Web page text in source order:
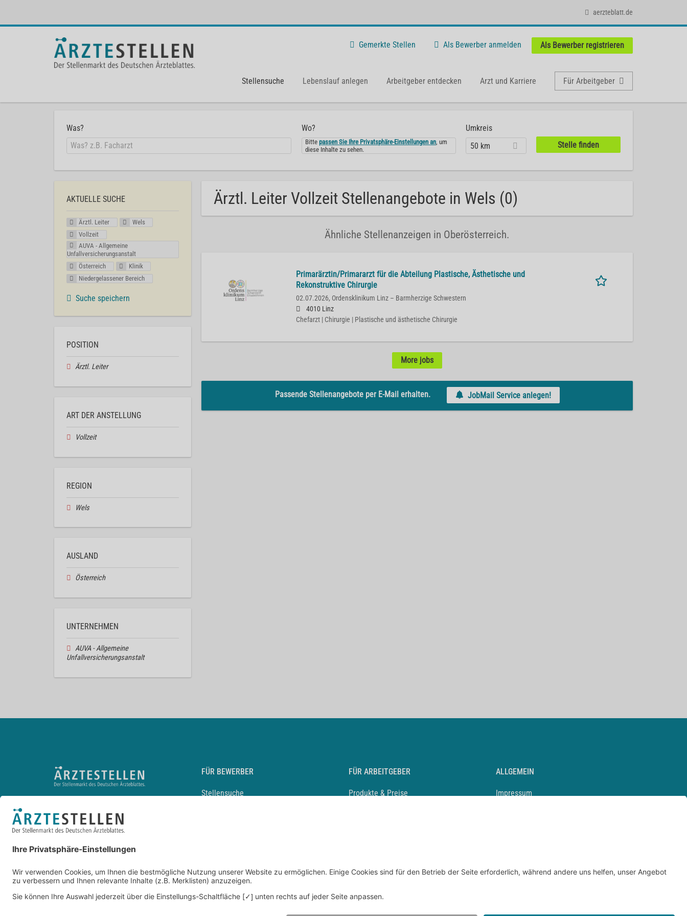
aerzteblatt.de
Gemerkte Stellen Als Bewerber anmelden Als Bewerber registrieren
Stellensuche Lebenslauf anlegen Arbeitgeber entdecken Arzt und Karriere Für Arbeitgeber
Was? Wo?
Bittepassen Sie Ihre Privatsphäre-Einstellungen an, um
diese Inhalte zu sehen.
Umkreis
50 km
Ärztl. Leiter Vollzeit Stellenangebote in Wels (0)
Ähnliche Stellenanzeigen in Oberösterreich.
Primarärztin/Primararzt für die Abteilung Plastische, Ästhetische und
Rekonstruktive Chirurgie
02.07.2026, Ordensklinikum Linz – Barmherzige Schwestern
4010 Linz
Chefarzt | Chirurgie | Plastische und ästhetische Chirurgie
More jobs
Passende Stellenangebote per E-Mail erhalten. JobMail Service anlegen!
AKTUELLE SUCHE
Ärztl. Leiter
Wels
Vollzeit
AUVA - Allgemeine
Unfallversicherungsanstalt
Österreich
Klinik
Niedergelassener Bereich
Suche speichern
POSITION
Ärztl. Leiter
ART DER ANSTELLUNG
Vollzeit
REGION
Wels
AUSLAND
Österreich
UNTERNEHMEN
AUVA - Allgemeine
Unfallversicherungsanstalt
FÜR BEWERBER
Stellensuche
Durchsuchen Sie den Stellenkatalog
FÜR ARBEITGEBER
Produkte & Preise
ALLGEMEIN
Impressum